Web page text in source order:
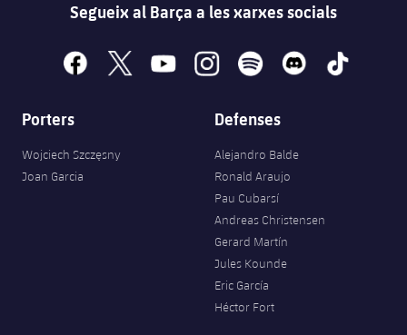
Segueix al Barça a les xarxes socials
facebook
x youtubeinstagramspotify discord tiktok
Porters
Wojciech Szczęsny
Joan Garcia
Defenses
Alejandro Balde
Ronald Araujo
Pau Cubarsí
Andreas Christensen
Gerard Martín
Jules Kounde
Eric García
Héctor Fort